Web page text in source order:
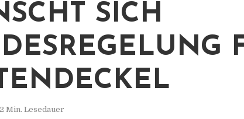
SICH
2 Min. Lesedauer